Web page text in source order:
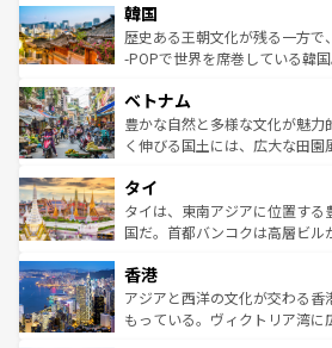
ワイを、存分に味わってほしい。 なお、新着のハワイ情報
はコンテンツ一覧を参照してほ
いる。アクティビティも充実し
ビング、ハイキングなど、アウ
い。オーストラリアの多彩な魅
参照してほしい。
ン）、静ひつな山岳地帯である
と山間の静けさが共存しており
驚きをもたらしてくれる。また
容にもいいと評判のスイーツな
が味わえる。 なお、新着の
照してほしい。
韓国
歴史ある王朝文化が残る一方
-POPで世界を席巻している韓
き、地方に足を延ばせば四季折
できる。そして、キムチや焼肉
まで、さまざまな韓国料理が待
リティに包まれながら、韓国の
わってみてほしい。
覧を参照してほしい。
ベトナム
豊かな自然と多様な文化が魅
く伸びる国土には、広大な田園
急速な発展と共に伝統が息づく
ーチミン市のフランス統治時代
醸し出している。また、バラエ
とつ。フォーやバインミー、ベ
ひ現地で味わいたい。どの地域
が旅行者を迎えてくれるので、
タイ
タイは、東南アジアに位置する
国だ。首都バンコクは高層ビル
の活気が交差している。北部で
帯で自然と触れ合い、南部では
いビーチでリゾート気分を楽し
香港
アジアと西洋の文化が交わる香
もっている。ヴィクトリア湾に